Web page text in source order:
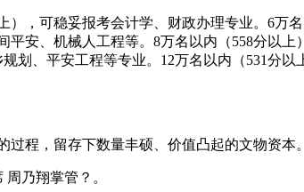
，可稳妥报考会计学、财政办理专业。6万
安、机械人工程等。8万名以内（558分以
划、平安工程等专业。12万名以内（531分
，留存下数量丰硕、价值凸起的文物资本
乃翔掌管？。